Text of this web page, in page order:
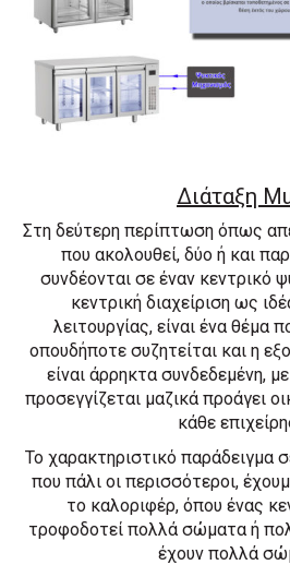
Διάταξη
Στη δεύτερη περίπτωση όπως
που ακολουθεί, δύο ή και
συνδέονται σε έναν κεντρικό
κεντρική διαχείριση ως
λειτουργίας, είναι ένα θέμα
οπουδήποτε συζητείται και η
είναι άρρηκτα συνδεδεμένη,
προσεγγίζεται μαζικά προάγει
κάθε
Το χαρακτηριστικό παράδειγμα
που πάλι οι περισσότεροι,
το καλοριφέρ, όπου ένας
τροφοδοτεί πολλά σώματα ή
έχουν πολλά